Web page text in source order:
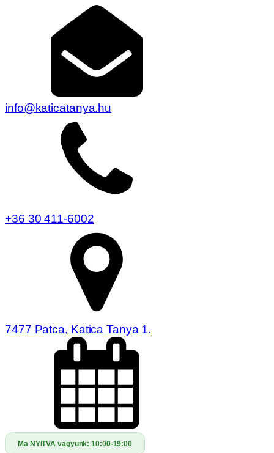
info@katicatanya.hu
+36 30 411-6002
7477 Patca, Katica Tanya 1.
Ma NYITVA vagyunk:10:00-19:00